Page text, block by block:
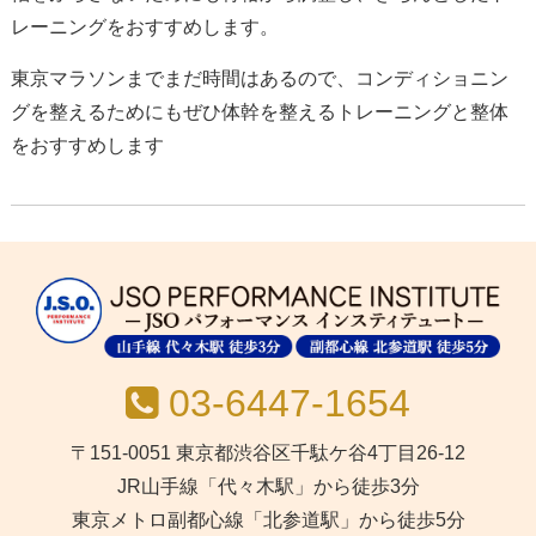
レーニングをおすすめします。
東京マラソンまでまだ時間はあるので、コンディショニン
グを整えるためにもぜひ体幹を整えるトレーニングと整体
をおすすめします
03-6447-1654
〒151-0051 東京都渋谷区千駄ケ谷4丁目26-12
JR山手線「代々木駅」から徒歩3分
東京メトロ副都心線「北参道駅」から徒歩5分